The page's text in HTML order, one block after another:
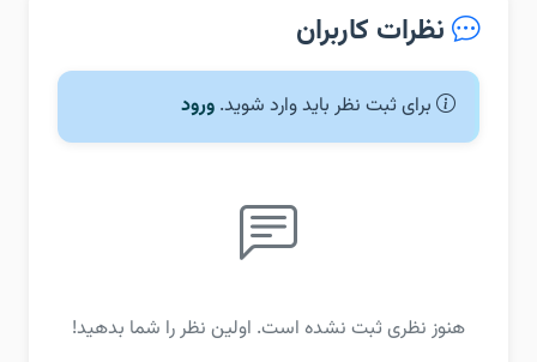
نظرات کاربران
برای ثبت نظر باید وارد شوید. ورود
هنوز نظری ثبت نشده است. اولین نظر را شما بدهید!